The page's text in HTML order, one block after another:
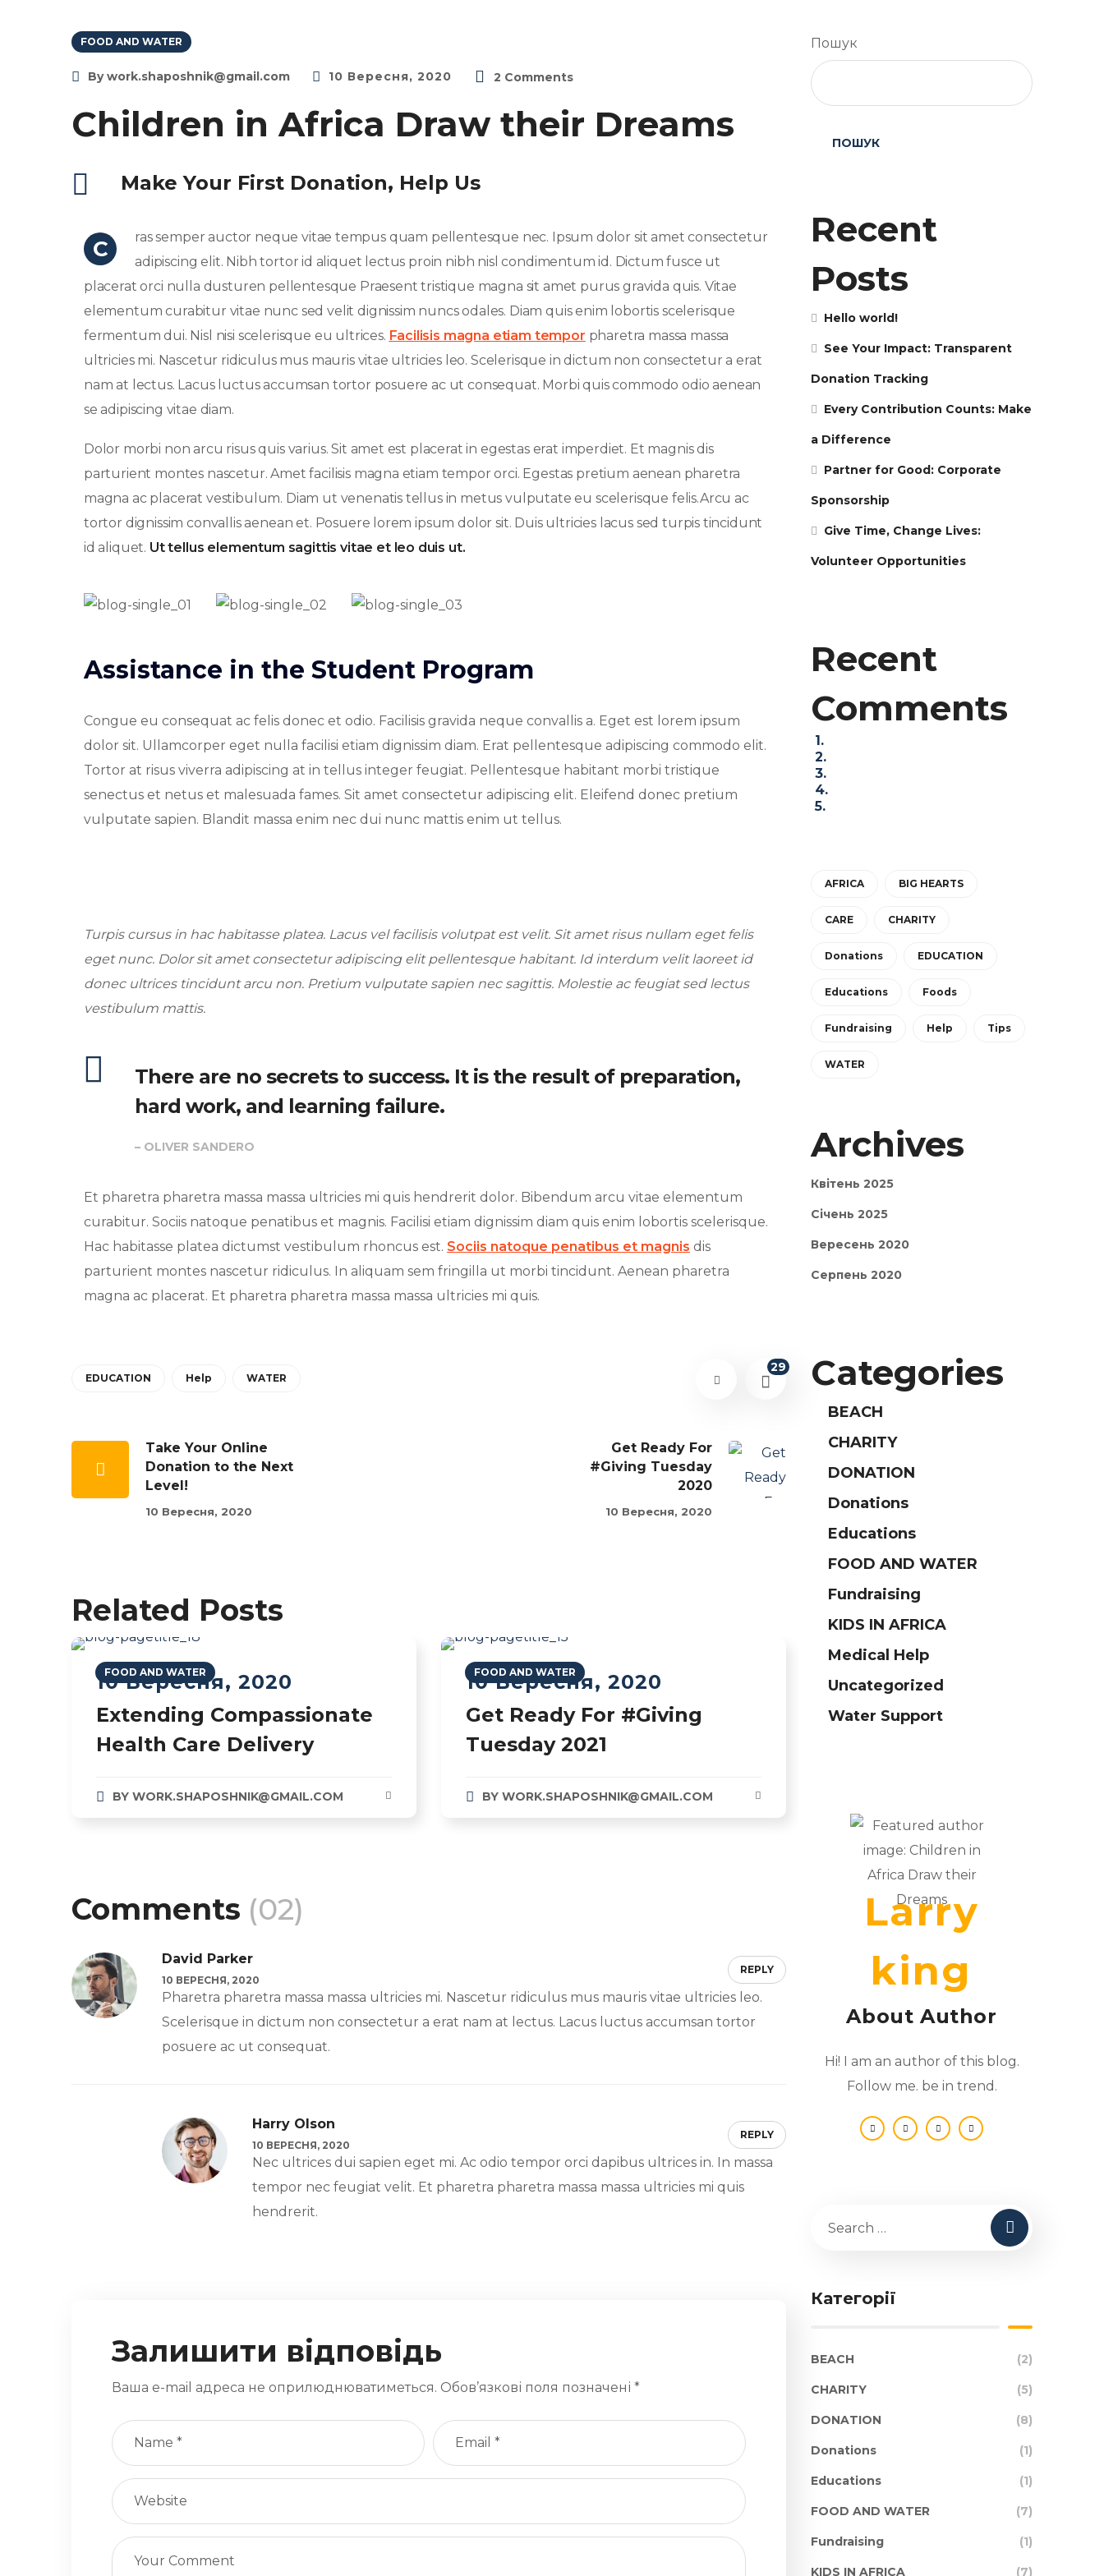
FOOD AND WATER
Bywork.shaposhnik@gmail.com 10 Вересня, 2020 2 Comments
Children in Africa Draw their Dreams
Make Your First Donation, Help Us
C
ras semper auctor neque vitae tempus quam pellentesque nec. Ipsum dolor sit amet consectetur
adipiscing elit. Nibh tortor id aliquet lectus proin nibh nisl condimentum id. Dictum fusce ut
placerat orci nulla dusturen pellentesque Praesent tristique magna sit amet purus gravida quis. Vitae
elementum curabitur vitae nunc sed velit dignissim nuncs odales. Diam quis enim lobortis scelerisque
fermentum dui. Nisl nisi scelerisque eu ultrices. Facilisis magna etiam tempor pharetra massa massa
ultricies mi. Nascetur ridiculus mus mauris vitae ultricies leo. Scelerisque in dictum non consectetur a erat
nam at lectus. Lacus luctus accumsan tortor posuere ac ut consequat. Morbi quis commodo odio aenean
se adipiscing vitae diam.
Dolor morbi non arcu risus quis varius. Sit amet est placerat in egestas erat imperdiet. Et magnis dis
parturient montes nascetur. Amet facilisis magna etiam tempor orci. Egestas pretium aenean pharetra
magna ac placerat vestibulum. Diam ut venenatis tellus in metus vulputate eu scelerisque felis.Arcu ac
tortor dignissim convallis aenean et. Posuere lorem ipsum dolor sit. Duis ultricies lacus sed turpis tincidunt
id aliquet. Ut tellus elementum sagittis vitae et leo duis ut.
Assistance in the Student Program
Congue eu consequat ac felis donec et odio. Facilisis gravida neque convallis a. Eget est lorem ipsum
dolor sit. Ullamcorper eget nulla facilisi etiam dignissim diam. Erat pellentesque adipiscing commodo elit.
Tortor at risus viverra adipiscing at in tellus integer feugiat. Pellentesque habitant morbi tristique
senectus et netus et malesuada fames. Sit amet consectetur adipiscing elit. Eleifend donec pretium
vulputate sapien. Blandit massa enim nec dui nunc mattis enim ut tellus.
Turpis cursus in hac habitasse platea. Lacus vel facilisis volutpat est velit. Sit amet risus nullam eget felis
eget nunc. Dolor sit amet consectetur adipiscing elit pellentesque habitant. Id interdum velit laoreet id
donec ultrices tincidunt arcu non. Pretium vulputate sapien nec sagittis. Molestie ac feugiat sed lectus
vestibulum mattis.
There are no secrets to success. It is the result of preparation,
hard work, and learning failure.
– OLIVER SANDERO
Et pharetra pharetra massa massa ultricies mi quis hendrerit dolor. Bibendum arcu vitae elementum
curabitur. Sociis natoque penatibus et magnis. Facilisi etiam dignissim diam quis enim lobortis scelerisque.
Hac habitasse platea dictumst vestibulum rhoncus est. Sociis natoque penatibus et magnis dis
parturient montes nascetur ridiculus. In aliquam sem fringilla ut morbi tincidunt. Aenean pharetra
magna ac placerat. Et pharetra pharetra massa massa ultricies mi quis.
EDUCATION Help WATER
29
Take Your Online
Donation to the Next
Level!
10 Вересня, 2020
Get Ready For
#Giving Tuesday
2020
10 Вересня, 2020
Related Posts
FOOD AND WATER
10 Вересня, 2020
Extending Compassionate
Health Care Delivery
BY WORK.SHAPOSHNIK@GMAIL.COM
FOOD AND WATER
10 Вересня, 2020
Get Ready For #Giving
Tuesday 2021
BY WORK.SHAPOSHNIK@GMAIL.COM
Comments (02)
David Parker
10 ВЕРЕСНЯ, 2020
Pharetra pharetra massa massa ultricies mi. Nascetur ridiculus mus mauris vitae ultricies leo.
Scelerisque in dictum non consectetur a erat nam at lectus. Lacus luctus accumsan tortor
posuere ac ut consequat.
REPLY
Harry Olson
10 ВЕРЕСНЯ, 2020
Nec ultrices dui sapien eget mi. Ac odio tempor orci dapibus ultrices in. In massa
tempor nec feugiat velit. Et pharetra pharetra massa massa ultricies mi quis
hendrerit.
REPLY
Залишити відповідь
Ваша e-mail адреса не оприлюднюватиметься. Обов’язкові поля позначені *
Пошук
ПОШУК
Recent
Posts
Hello world!
See Your Impact: Transparent
Donation Tracking
Every Contribution Counts: Make
a Difference
Partner for Good: Corporate
Sponsorship
Give Time, Change Lives:
Volunteer Opportunities
Recent
Comments
AFRICA BIG HEARTS
CARE CHARITY
Donations EDUCATION
Educations Foods
Fundraising Help Tips
WATER
Archives
Квітень 2025
Січень 2025
Вересень 2020
Серпень 2020
Categories
BEACH
CHARITY
DONATION
Donations
Educations
FOOD AND WATER
Fundraising
KIDS IN AFRICA
Medical Help
Uncategorized
Water Support
Larry
king
About Author
Hi! I am an author of this blog.
Follow me. be in trend.
Категорії
BEACH (2)
CHARITY (5)
DONATION (8)
Donations (1)
Educations (1)
FOOD AND WATER (7)
Fundraising (1)
KIDS IN AFRICA (7)